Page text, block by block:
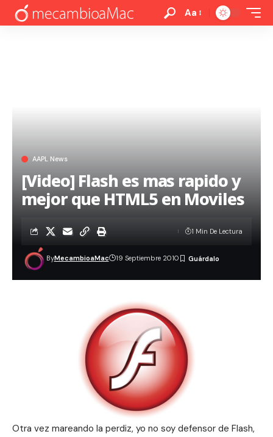
Aa
AAPL News
[Video] Flash es mas rapido y
mejor que HTML5 en Moviles
ByMecambioaMac 19 Septiembre 2010
1 Min De Lectura
Otra vez mareando la perdiz, yo no soy defensor de Flash,